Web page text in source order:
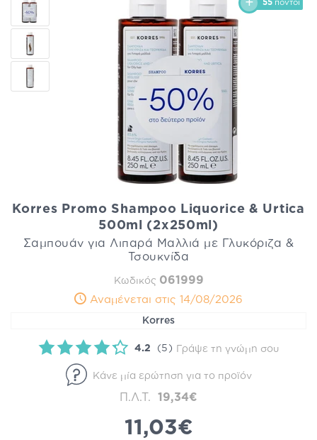
55 πόντοι
Korres Promo Shampoo Liquorice & Urtica
500ml (2x250ml)
Σαμπουάν για Λιπαρά Μαλλιά με Γλυκόριζα &
Τσουκνίδα
Κωδικός 061999
Αναμένεται στις 14/08/2026
Korres
4.2 (5) Γράψε τη γνώμη σου
Κάνε μία ερώτηση για το προϊόν
Π.Λ.Τ. 19,34€
11,03€